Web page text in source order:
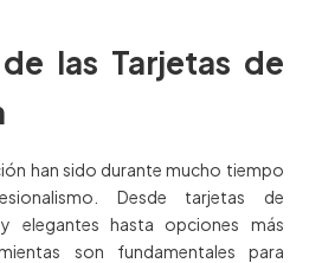
las Tarjetas de
han sido durante mucho tiempo
Desde tarjetas de
elegantes hasta opciones más
son fundamentales para